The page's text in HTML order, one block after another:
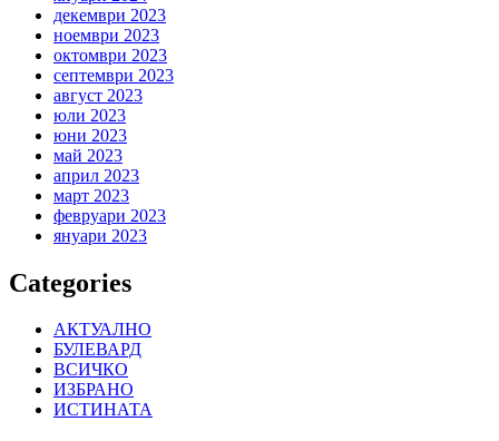
декември 2023
ноември 2023
октомври 2023
септември 2023
август 2023
юли 2023
юни 2023
май 2023
април 2023
март 2023
февруари 2023
януари 2023
Categories
АКТУАЛНО
БУЛЕВАРД
ВСИЧКО
ИЗБРАНО
ИСТИНАТА